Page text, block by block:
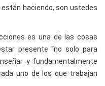
haciendo, son ustedes
es una de las cosas
presente “no solo para
y fundamentalmente
uno de los que trabajan